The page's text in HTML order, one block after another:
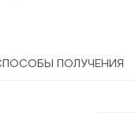
ПОЛУЧЕНИЯ